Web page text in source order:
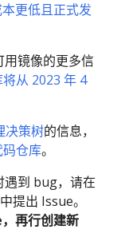
更低且正式发
镜像的更多信
从 2023 年 4
决策树的信息，
仓库。
遇到 bug，请在
中提出 Issue。
再行创建新